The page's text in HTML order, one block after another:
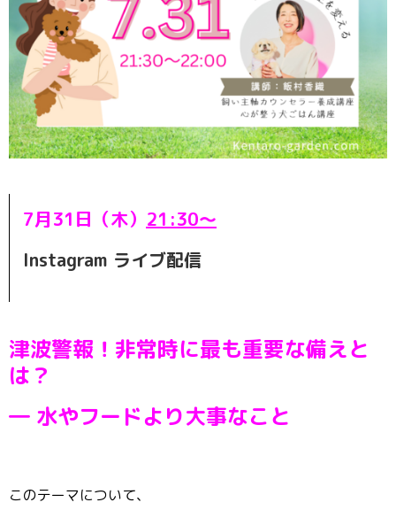
7月31日（木） 21:30〜
Instagram ライブ配信
津波警報！非常時に最も重要な備えと
は？
― 水やフードより大事なこと
このテーマについて、